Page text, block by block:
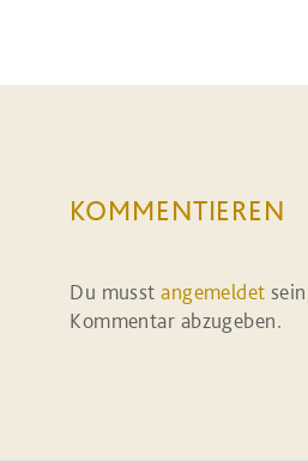
KOMMENTIEREN
Du musstangemeldet
Kommentar abzugeben.